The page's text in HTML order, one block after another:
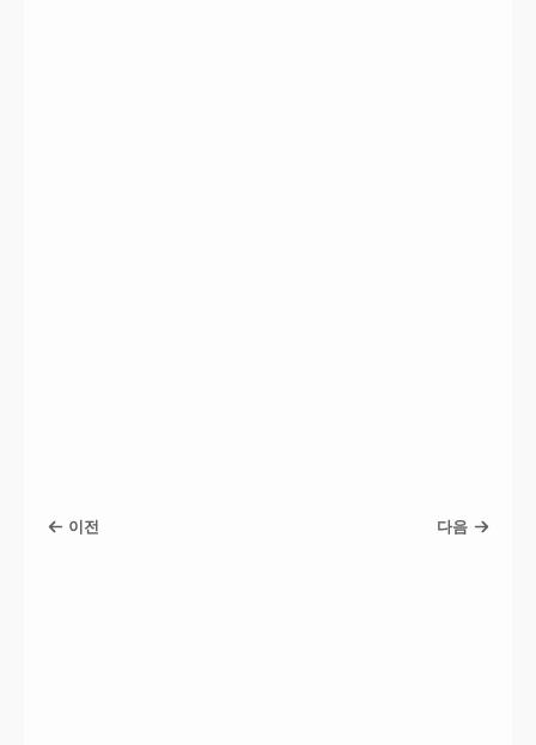
이전 다음